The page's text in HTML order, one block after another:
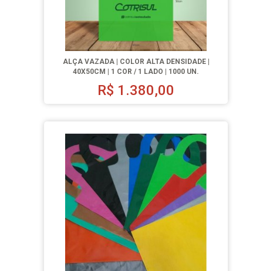
ALÇA VAZADA | COLOR ALTA DENSIDADE |
40X50CM | 1 COR / 1 LADO | 1000 UN.
R$ 1.380,00